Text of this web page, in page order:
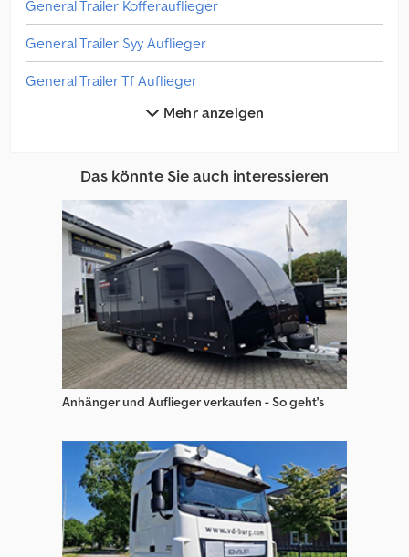
General Trailer Kofferauflieger
General Trailer Syy Auflieger
General Trailer Tf Auflieger
General Trailer Tx Auflieger
Trailor Anhänger
Trailor Auflieger Mit Offener Pritsche
Trailor Auflieger Mit Pritsche & Plane
Trailor Auflieger Wechselfahrgestell
Trailor Kipper Auflieger
Trailor Pkw-Anhänger
Web Trailers Abrollanhänger
Web Trailers Anhänger
Web Trailers Anhänger Mit Offener Pritsche
Mehr anzeigen
Das könnte Sie auch interessieren
Anhänger und Auflieger verkaufen - So geht's